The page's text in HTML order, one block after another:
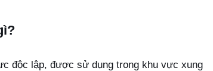
độc lập, được sử dụng trong khu vực xung